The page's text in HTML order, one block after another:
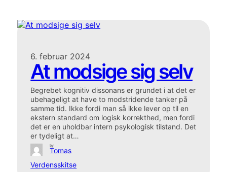
6. februar 2024
At modsige sig selv
Begrebet kognitiv dissonans er grundet i at det er
ubehageligt at have to modstridende tanker på
samme tid. Ikke fordi man så ikke lever op til en
ekstern standard om logisk korrekthed, men fordi
det er en uholdbar intern psykologisk tilstand. Det
er tydeligt at…
by
Tomas
Verdensskitse